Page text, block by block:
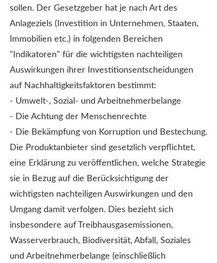
sollen. Der Gesetzgeber hat je nach Art des
Anlageziels (Investition in Unternehmen, Staaten,
Immobilien etc.) in folgenden Bereichen
"Indikatoren" für die wichtigsten nachteiligen
Auswirkungen ihrer Investitionsentscheidungen
auf Nachhaltigkeitsfaktoren bestimmt:
- Umwelt-, Sozial- und Arbeitnehmerbelange
- Die Achtung der Menschenrechte
- Die Bekämpfung von Korruption und Bestechung.
Die Produktanbieter sind gesetzlich verpflichtet,
eine Erklärung zu veröffentlichen, welche Strategie
sie in Bezug auf die Berücksichtigung der
wichtigsten nachteiligen Auswirkungen und den
Umgang damit verfolgen. Dies bezieht sich
insbesondere auf Treibhausgasemissionen,
Wasserverbrauch, Biodiversität, Abfall, Soziales
und Arbeitnehmerbelange (einschließlich